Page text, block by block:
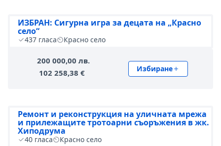
ИЗБРАН: Сигурна игра за децата на „Красно
село“
437 гласа Красно село
200 000,00 лв.
102 258,38 €
Избиране
Ремонт и реконструкция на уличната мрежа
и прилежащите тротоарни съоръжения в жк.
Хиподрума
40 гласа Красно село